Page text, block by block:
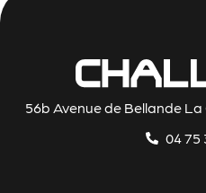
56b Avenue de Bellande
04 75